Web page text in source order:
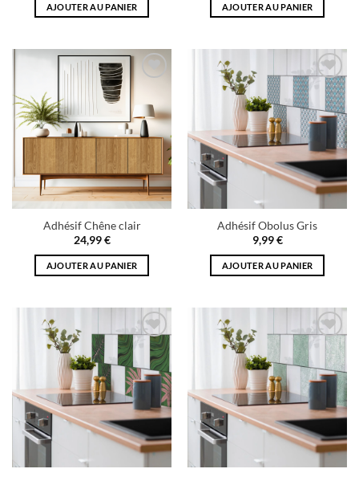
AJOUTER AU PANIER AJOUTER AU PANIER
Adhésif Chêne clair
24,99€
AJOUTER AU PANIER
Add to
wishlist
Adhésif Obolus Gris
9,99€
AJOUTER AU PANIER
Add to
wishlist
Add to
wishlist